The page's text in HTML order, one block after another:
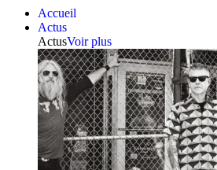
Accueil
Actus
ActusVoir plus